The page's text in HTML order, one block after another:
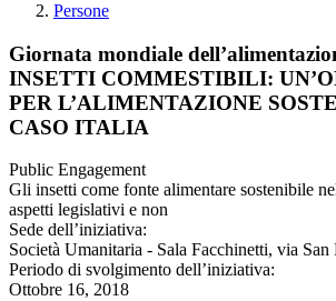
Persone
Giornata mondiale
INSETTI COMMESTIBILI:
PER L’ALIMENTAZIONE
CASO ITALIA
Public Engagement
Gli insetti come fonte alimentare sostenibile
aspetti legislativi e non
Sede dell’iniziativa:
Società Umanitaria - Sala Facchinetti, via
Periodo di svolgimento dell’iniziativa:
Ottobre 16, 2018